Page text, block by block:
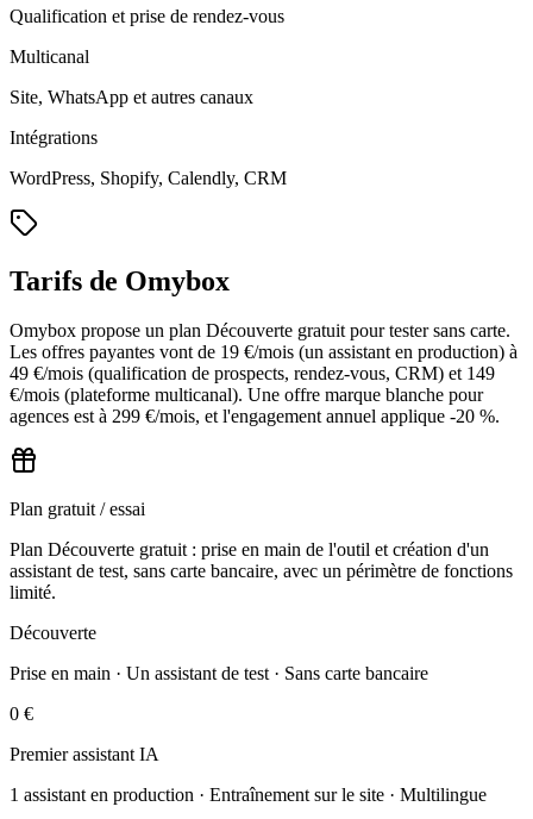
Qualification et prise de rendez-vous
Multicanal
Site, WhatsApp et autres canaux
Intégrations
WordPress, Shopify, Calendly, CRM
Tarifs de Omybox
Omybox propose un plan Découverte gratuit pour tester sans carte.
Les offres payantes vont de 19 €/mois (un assistant en production) à
49 €/mois (qualification de prospects, rendez-vous, CRM) et 149
€/mois (plateforme multicanal). Une offre marque blanche pour
agences est à 299 €/mois, et l'engagement annuel applique -20 %.
Plan gratuit / essai
Plan Découverte gratuit : prise en main de l'outil et création d'un
assistant de test, sans carte bancaire, avec un périmètre de fonctions
limité.
Découverte
Prise en main · Un assistant de test · Sans carte bancaire
0 €
Premier assistant IA
1 assistant en production · Entraînement sur le site · Multilingue